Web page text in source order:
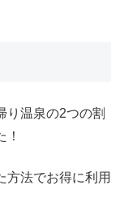
り温泉の2つの割
方法でお得に利用